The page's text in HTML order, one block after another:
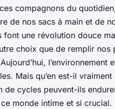
des
compagnons du
de nos sacs à main et de
une révolution douce
choix que de remplir
Mais qu’en est-il
de cycles peuvent-ils
monde intime et si crucial.